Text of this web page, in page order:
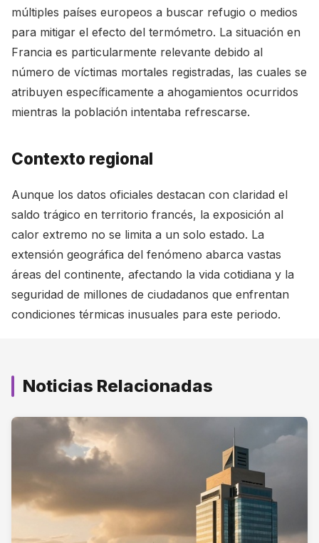
múltiples países europeos a buscar refugio o medios
para mitigar el efecto del termómetro. La situación en
Francia es particularmente relevante debido al
número de víctimas mortales registradas, las cuales se
atribuyen específicamente a ahogamientos ocurridos
mientras la población intentaba refrescarse.
Contexto regional
Aunque los datos oficiales destacan con claridad el
saldo trágico en territorio francés, la exposición al
calor extremo no se limita a un solo estado. La
extensión geográfica del fenómeno abarca vastas
áreas del continente, afectando la vida cotidiana y la
seguridad de millones de ciudadanos que enfrentan
condiciones térmicas inusuales para este periodo.
Noticias Relacionadas